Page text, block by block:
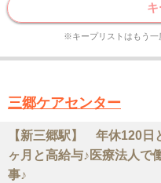
※キープリストはもう一
三郷ケアセンター
【新三郷駅】 年休120
ヶ月と高給与♪医療法人で
事♪